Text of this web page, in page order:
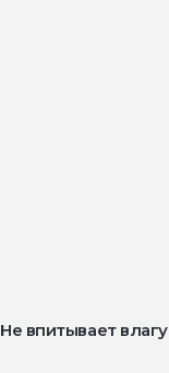
Не впитывает влагу